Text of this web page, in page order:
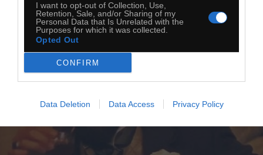
I want to opt-out of Collection, Use,
Retention, Sale, and/or Sharing of my
Personal Data that Is Unrelated with the
Purposes for which it was collected.
Opted Out
CONFIRM
Data Deletion Data Access Privacy Policy